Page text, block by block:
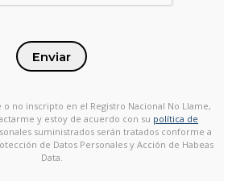
Enviar
no inscripto en el Registro Nacional No Llame,
y estoy de acuerdo con su política de
suministrados serán tratados conforme a
de Datos Personales y Acción de Habeas
Data.